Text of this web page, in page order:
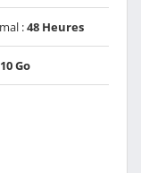
:48 Heures
10 Go